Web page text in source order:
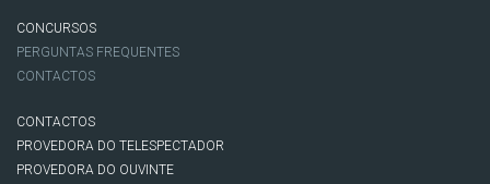
CONCURSOS
PERGUNTAS FREQUENTES
CONTACTOS
CONTACTOS
PROVEDORA DO TELESPECTADOR
PROVEDORA DO OUVINTE